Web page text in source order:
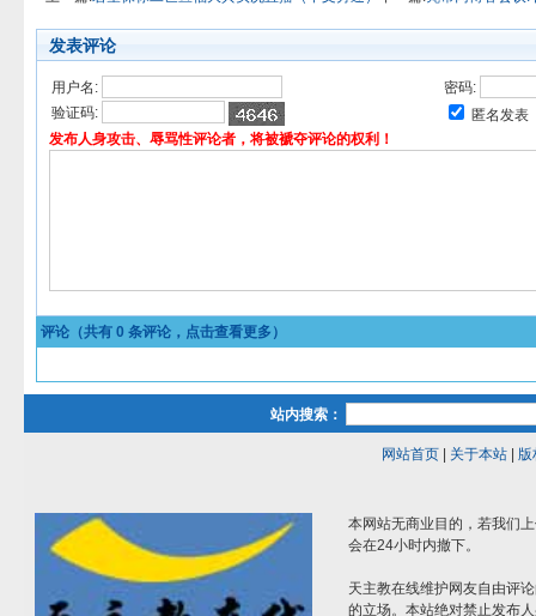
发表评论
用户名:
密码:
验证码:
匿名发表
发布人身攻击、辱骂性评论者，将被褫夺评论的权利！
评论（共有 0 条评论，点击查看更多）
站内搜索：
网站首页| 关于本站| 版
本网站无商业目的，若我们
会在24小时内撤下。
天主教在线维护网友自由评
的立场。本站绝对禁止发布